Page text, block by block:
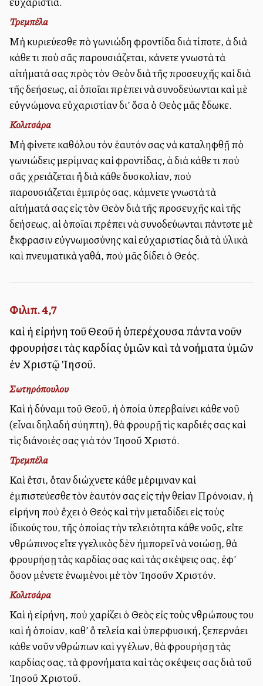
Τρεμπέλα
Μὴ κυριεύεσθε ἀπὸ ἀγωνιώδη φροντίδα διὰ τίποτε, ἀλλὰ διὰ
κάθε τι ποὺ σᾶς παρουσιάζεται, κάνετε γνωστὰ τὰ
αἰτήματά σας πρὸς τὸν Θεὸν διὰ τῆς προσευχῆς καὶ διὰ
τῆς δεήσεως, αἱ ὁποῖαι πρέπει νὰ συνοδεύωνται καὶ μὲ
εὐγνώμονα εὐχαριστίαν δι’ ὅσα ὁ Θεὸς μᾶς ἔδωκε.
Κολιτσάρα
Μὴ ἀφίνετε καθόλου τὸν ἑαυτόν σας νὰ καταληφθῇ ἀπὸ
ἀγωνιώδεις μερίμνας καὶ φροντίδας, ἀλλὰ διὰ κάθε τι ποὺ
σᾶς χρειάζεται ἢ διὰ κάθε δυσκολίαν, ποὺ
παρουσιάζεται ἐμπρός σας, κάμνετε γνωστὰ τὰ
αἰτήματά σας εἰς τὸν Θεὸν διὰ τῆς προσευχῆς καὶ τῆς
δεήσεως, αἱ ὁποῖαι πρέπει νὰ συνοδεύωνται πάντοτε μὲ
ἔκφρασιν εὐγνωμοσύνης καὶ εὐχαριστίας διὰ τὰ ὑλικὰ
καὶ πνευματικὰ ἀγαθά, ποὺ μᾶς δίδει ὁ Θεός.
Φιλιπ. 4,7
καὶ ἡ εἰρήνη τοῦ Θεοῦ ἡ ὑπερέχουσα πάντα νοῦν
φρουρήσει τὰς καρδίας ὑμῶν καὶ τὰ νοήματα ὑμῶν
ἐν Χριστῷ Ἰησοῦ.
Σωτηρόπουλου
Καὶ ἡ δύναμι τοῦ Θεοῦ, ἡ ὁποία ὑπερβαίνει κάθε νοῦ
(εἶναι δηλαδὴ ἀσύλληπτη), θὰ φρουρῇ τὶς καρδιές σας καὶ
τὶς διάνοιές σας γιὰ τὸν Ἰησοῦ Χριστό.
Τρεμπέλα
Καὶ ἔτσι, ὅταν διώχνετε κάθε μέριμναν καὶ
ἐμπιστεύεσθε τὸν ἑαυτόν σας εἰς τὴν θείαν Πρόνοιαν, ἡ
εἰρήνη ποὺ ἔχει ὁ Θεὸς καὶ τὴν μεταδίδει εἰς τοὺς
ἰδικούς του, τῆς ὁποίας τὴν τελειότητα κάθε νοῦς, εἴτε
ἀνθρώπινος εἴτε ἀγγελικὸς δὲν ἠμπορεῖ νὰ νοιώσῃ, θὰ
φρουρήσῃ τὰς καρδίας σας καὶ τὰς σκέψεις σας, ἐφ’
ὅσον μένετε ἐνωμένοι μὲ τὸν Ἰησοῦν Χριστόν.
Κολιτσάρα
Καὶ ἡ εἰρήνη, ποὺ χαρίζει ὁ Θεὸς εἰς τοὺς ἀνθρώπους του
καὶ ἡ ὁποίαν, καθ’ ὃ τελεία καὶ ὑπερφυσική, ξεπερνάει
κάθε νοῦν ἀνθρώπων καὶ ἀγγέλων, θὰ φρουρήσῃ τὰς
καρδίας σας, τὰ φρονήματα καὶ τὰς σκέψεις σας διὰ τοῦ
Ἰησοῦ Χριστοῦ.